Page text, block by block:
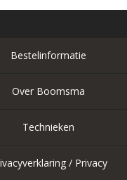
Bestelinformatie
Over Boomsma
Technieken
/ Privacy